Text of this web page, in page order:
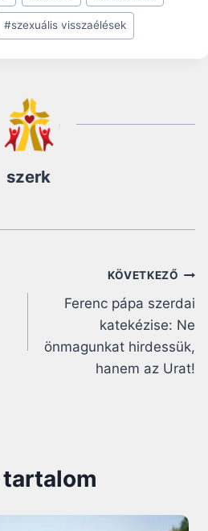
#szexuális visszaélések
szerk
KÖVETKEZŐ
Ferenc pápa szerdai
katekézise: Ne
önmagunkat hirdessük,
hanem az Urat!